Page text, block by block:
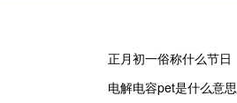
正月初一俗称什么节日
电解电容pet是什么意思